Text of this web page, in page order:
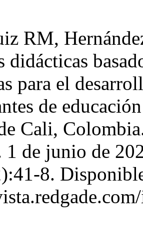
RM,
didácticas
para el
de
Cali,
de junio de
8.